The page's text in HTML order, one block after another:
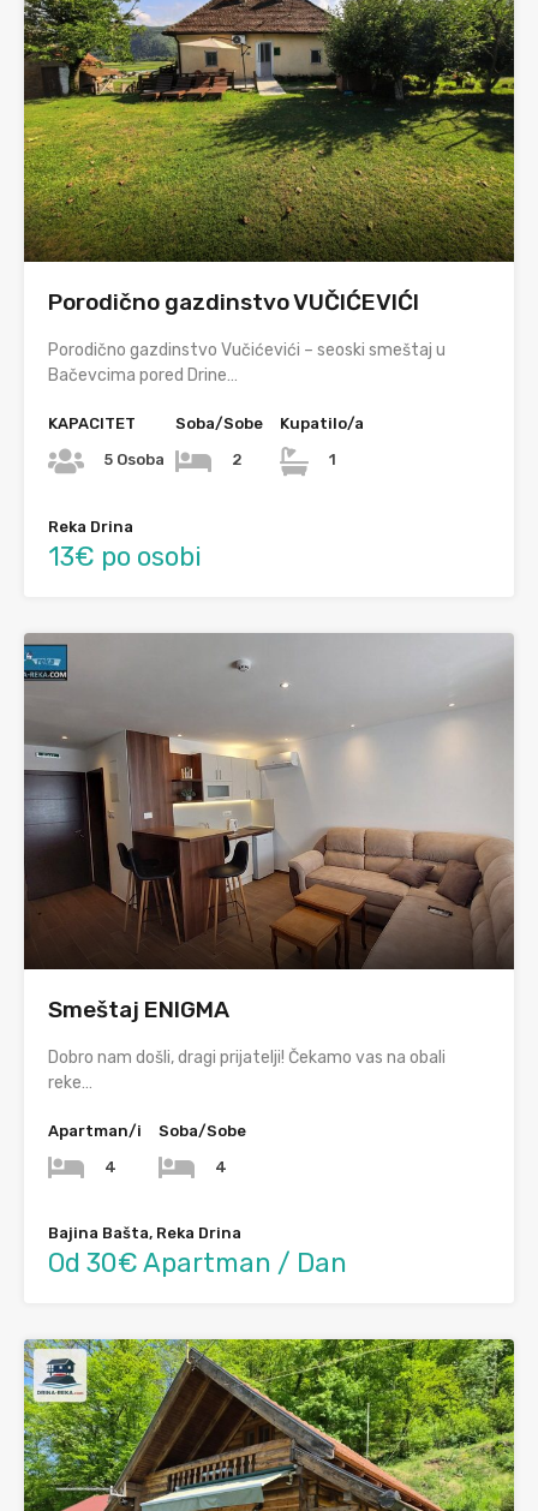
Porodično gazdinstvo VUČIĆEVIĆI
Porodično gazdinstvo Vučićevići – seoski smeštaj u
Bačevcima pored Drine…
KAPACITET
5 Osoba
Soba/Sobe
2
Kupatilo/a
1
Reka Drina
13€ po osobi
Smeštaj ENIGMA
Dobro nam došli, dragi prijatelji! Čekamo vas na obali
reke…
Apartman/i
4
Soba/Sobe
4
Bajina Bašta, Reka Drina
Od 30€ Apartman / Dan